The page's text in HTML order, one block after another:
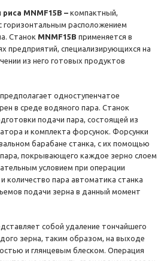
риса MNMF15B – компактный,
горизонтальным расположением
Станок MNMF15B применяется в
предприятий, специализирующихся на
из него готовых продуктов
предполагает одноступенчатое
в среде водяного пара. Станок
подачи пара, состоящей из
и комплекта форсунок. Форсунки
барабане станка, с их помощью
покрывающего каждое зерно слоем
условием при операции
количество пара автоматика станка
подачи зерна в данный момент
собой удаление тончайшего
зерна, таким образом, на выходе
и глянцевым блеском. Операция